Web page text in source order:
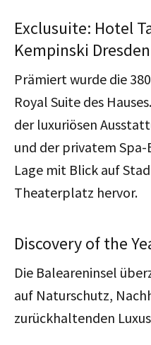
Exclusuite: Hotel
Kempinski Dresden
Prämiert wurde die
Royal Suite des
der luxuriösen
und der privatem
Lage mit Blick auf
Theaterplatz hervor.
Discovery of the
Die Baleareninsel
auf Naturschutz,
zurückhaltenden